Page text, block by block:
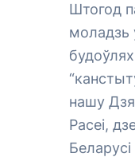
Штогод
моладзь
нашу
Расеі,